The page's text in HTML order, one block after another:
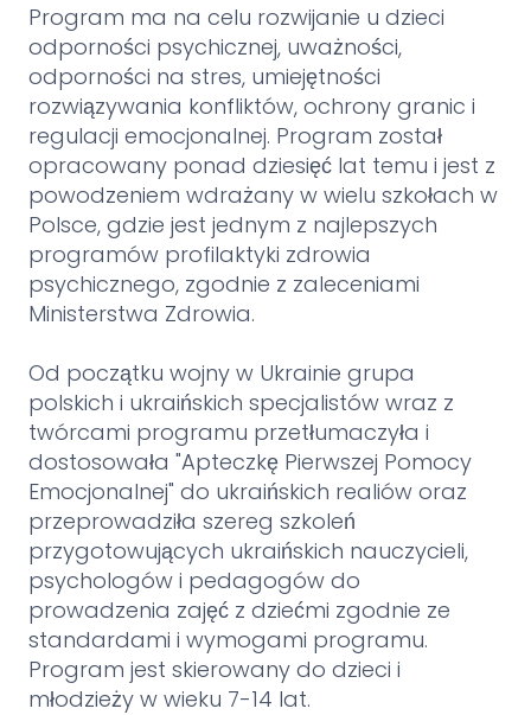
Program ma na celu rozwijanie u dzieci
odporności psychicznej, uważności,
odporności na stres, umiejętności
rozwiązywania konfliktów, ochrony granic i
regulacji emocjonalnej. Program został
opracowany ponad dziesięć lat temu i jest z
powodzeniem wdrażany w wielu szkołach w
Polsce, gdzie jest jednym z najlepszych
programów profilaktyki zdrowia
psychicznego, zgodnie z zaleceniami
Ministerstwa Zdrowia.
Od początku wojny w Ukrainie grupa
polskich i ukraińskich specjalistów wraz z
twórcami programu przetłumaczyła i
dostosowała "Apteczkę Pierwszej Pomocy
Emocjonalnej" do ukraińskich realiów oraz
przeprowadziła szereg szkoleń
przygotowujących ukraińskich nauczycieli,
psychologów i pedagogów do
prowadzenia zajęć z dziećmi zgodnie ze
standardami i wymogami programu.
Program jest skierowany do dzieci i
młodzieży w wieku 7-14 lat.